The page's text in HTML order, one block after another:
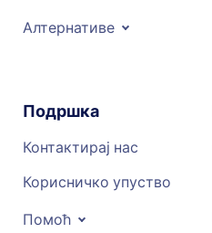
Алтернативе
Подршка
Контактирај нас
Корисничко упуство
Помоћ